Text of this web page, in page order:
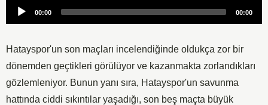
Audio
00:00 00:00
Hatayspor'un son maçları incelendiğinde oldukça zor bir
dönemden geçtikleri görülüyor ve kazanmakta zorlandıkları
gözlemleniyor. Bunun yanı sıra, Hatayspor'un savunma
hattında ciddi sıkıntılar yaşadığı, son beş maçta büyük